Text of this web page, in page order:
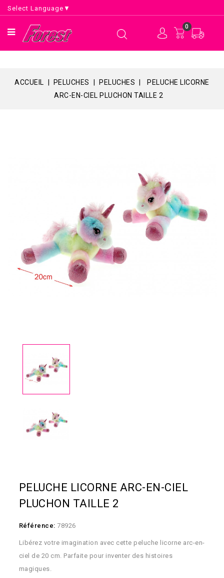
Select Language ▼
0
ACCUEIL PELUCHES PELUCHES
PELUCHE LICORNE
ARC-EN-CIEL PLUCHON TAILLE 2
PELUCHE LICORNE ARC-EN-CIEL
PLUCHON TAILLE 2
Référence: 78926
Libérez votre imagination avec cette peluche licorne arc-en-
ciel de 20 cm. Parfaite pour inventer des histoires
magiques.